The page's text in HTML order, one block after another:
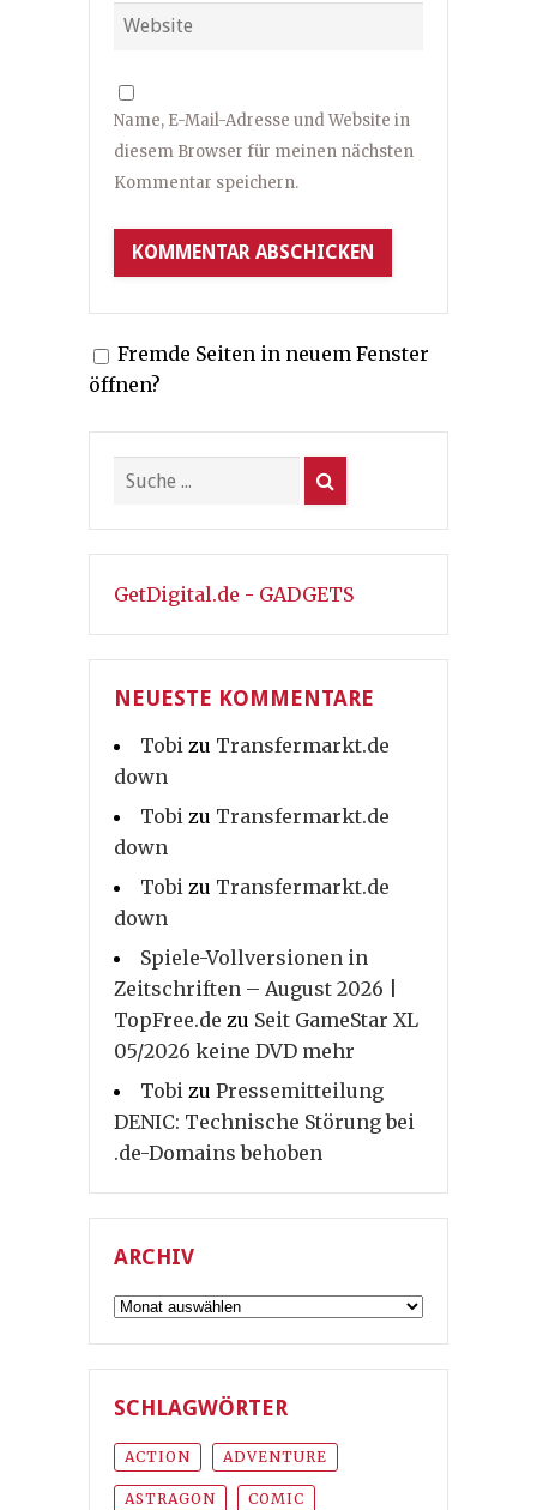
Name, E-Mail-Adresse und Website in
diesem Browser für meinen nächsten
Kommentar speichern.
Fremde Seiten in neuem Fenster
öffnen?
GetDigital.de - GADGETS
NEUESTE KOMMENTARE
Tobi zu Transfermarkt.de
down
Tobi zu Transfermarkt.de
down
Tobi zu Transfermarkt.de
down
Spiele-Vollversionen in
Zeitschriften – August 2026 |
TopFree.de zu Seit GameStar XL
05/2026 keine DVD mehr
Tobi zu Pressemitteilung
DENIC: Technische Störung bei
.de-Domains behoben
ARCHIV
Archiv
SCHLAGWÖRTER
ACTION ADVENTURE
ASTRAGON COMIC